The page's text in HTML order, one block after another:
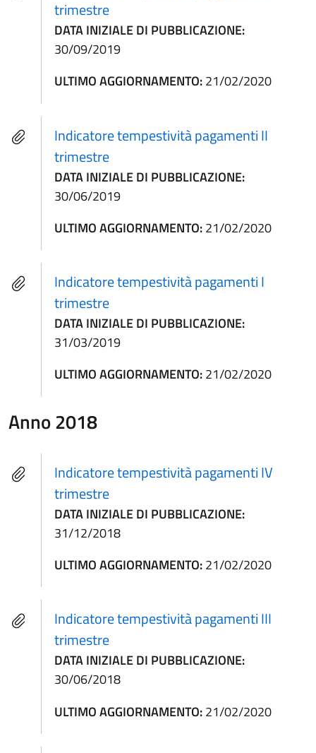
trimestre
DATA INIZIALE DI PUBBLICAZIONE:
30/09/2019
ULTIMO AGGIORNAMENTO:21/02/2020
Indicatore tempestività pagamenti II
trimestre
DATA INIZIALE DI PUBBLICAZIONE:
30/06/2019
ULTIMO AGGIORNAMENTO:21/02/2020
Indicatore tempestività pagamenti I
trimestre
DATA INIZIALE DI PUBBLICAZIONE:
31/03/2019
ULTIMO AGGIORNAMENTO:21/02/2020
Anno 2018
Indicatore tempestività pagamenti IV
trimestre
DATA INIZIALE DI PUBBLICAZIONE:
31/12/2018
ULTIMO AGGIORNAMENTO:21/02/2020
Indicatore tempestività pagamenti III
trimestre
DATA INIZIALE DI PUBBLICAZIONE:
30/06/2018
ULTIMO AGGIORNAMENTO:21/02/2020